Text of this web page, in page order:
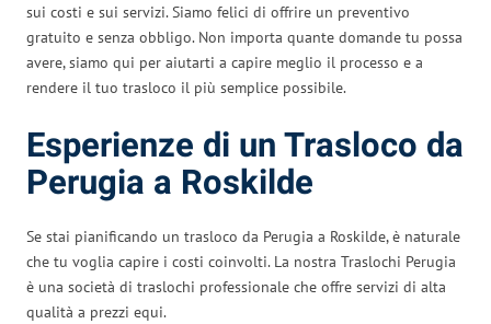
sui costi e sui servizi. Siamo felici di offrire un preventivo
gratuito e senza obbligo. Non importa quante domande tu possa
avere, siamo qui per aiutarti a capire meglio il processo e a
rendere il tuo trasloco il più semplice possibile.
Esperienze di un Trasloco da
Perugia a Roskilde
Se stai pianificando un trasloco da Perugia a Roskilde, è naturale
che tu voglia capire i costi coinvolti. La nostra Traslochi Perugia
è una società di traslochi professionale che offre servizi di alta
qualità a prezzi equi.